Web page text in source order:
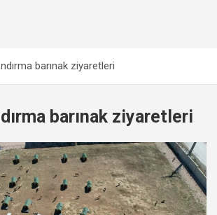
barınak ziyaretleri
barınak ziyaretleri